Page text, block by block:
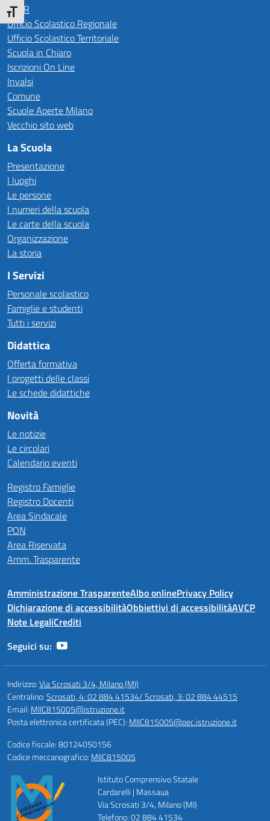
Attiva/disattiva dimensione testo
MIUR
Ufficio Scolastico Regionale
Ufficio Scolastico Territoriale
Scuola in Chiaro
Iscrizioni On Line
Invalsi
Comune
Scuole Aperte Milano
Vecchio sito web
La Scuola
Presentazione
I luoghi
Le persone
I numeri della scuola
Le carte della scuola
Organizzazione
La storia
I Servizi
Personale scolastico
Famiglie e studenti
Tutti i servizi
Didattica
Offerta formativa
I progetti delle classi
Le schede didattiche
Novità
Le notizie
Le circolari
Calendario eventi
Registro Famiglie
Registro Docenti
Area Sindacale
PON
Area Riservata
Amm. Trasparente
Amministrazione TrasparenteAlbo onlinePrivacy Policy
Dichiarazione di accessibilitàObbiettivi di accessibilitàAVCP
Note LegaliCrediti
Seguici su:
Indirizzo:Via Scrosati 3/4, Milano (MI)
Centralino:Scrosati, 4: 02 884 41534/ Scrosati, 3: 02 884 44515
Email: MIIC815005@istruzione.it
Posta elettronica certificata (PEC): MIIC815005@pec.istruzione.it
Codice fiscale: 80124050156
Codice meccanografico: MIIC815005
Istituto Comprensivo Statale
Cardarelli | Massaua
Via Scrosati 3/4, Milano (MI)
Telefono: 02 884 41534